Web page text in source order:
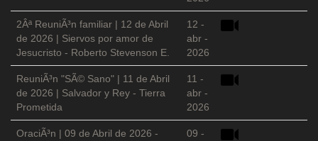
2Âª ReuniÃ³n familiar | 12 de Abril
de 2026 | Siervos por amor de
Jesucristo - Roberto Stevenson E.
12 -
abr -
2026
ReuniÃ³n "SÃ© Sano" | 11 de Abril
de 2026 | Salvador y Rey - Tierra
Prometida
11 -
abr -
2026
OraciÃ³n | 09 de Abril de 2026 -
09 -